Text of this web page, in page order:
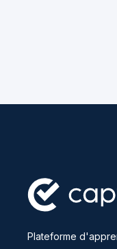
Plateforme